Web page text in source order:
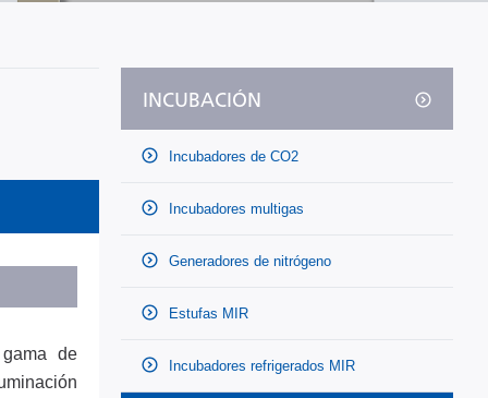
de
INCUBACIÓN
Incubadores de CO2
Incubadores multigas
Generadores de nitrógeno
Estufas MIR
Incubadores refrigerados MIR